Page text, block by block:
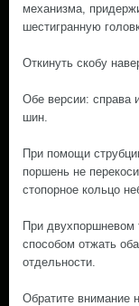
механизма,
шестигранную
Откинуть скобу
Обе версии: справа
шин.
При помощи
поршень не
стопорное кольцо
При
способом отжать
отдельности.
Обратите внимание